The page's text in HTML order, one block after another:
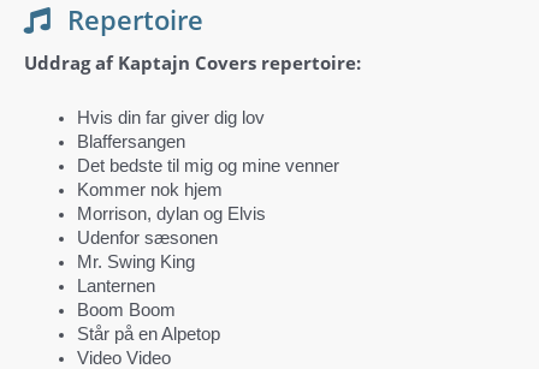
Repertoire
Uddrag af Kaptajn Covers repertoire:
Hvis din far giver dig lov
Blaffersangen
Det bedste til mig og mine venner
Kommer nok hjem
Morrison, dylan og Elvis
Udenfor sæsonen
Mr. Swing King
Lanternen
Boom Boom
Står på en Alpetop
Video Video